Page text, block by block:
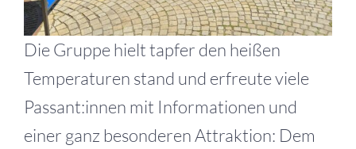
Die Gruppe hielt tapfer den heißen
Temperaturen stand und erfreute viele
Passant:innen mit Informationen und
einer ganz besonderen Attraktion: Dem